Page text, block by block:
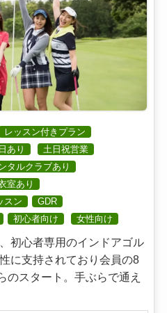
レッスン付きプラン
あり
土日祝営業
タルクラブあり
室あり
スン
GDR
初心者向け 女性向け
初心者専用のインドアゴル
に支持されており会員の8
のスタート。手ぶらで通え